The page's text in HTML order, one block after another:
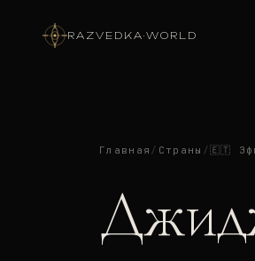
RAZVEDKA·WORLD
Главная / Страны /🇪🇹